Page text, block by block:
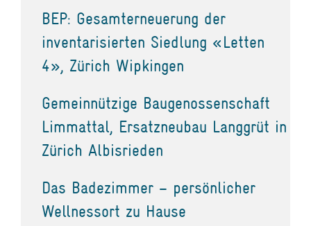
BEP: Gesamterneuerung der
inventarisierten Siedlung «Letten
4», Zürich Wipkingen
Gemeinnützige Baugenossenschaft
Limmattal, Ersatzneubau Langgrüt in
Zürich Albisrieden
Das Badezimmer – persönlicher
Wellnessort zu Hause